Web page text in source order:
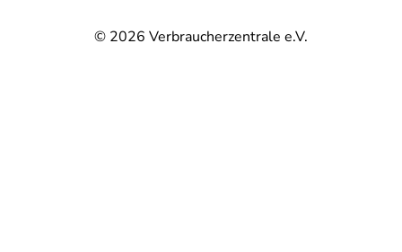
© 2026 Verbraucherzentrale e.V.